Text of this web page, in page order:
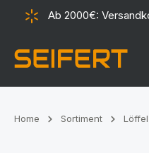
springenAb 2000€:
Home Sortiment Löffel